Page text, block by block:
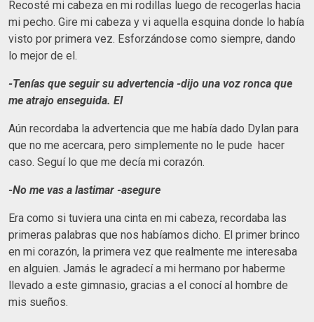
Recosté mi cabeza en mi rodillas luego de recogerlas hacia
mi pecho. Gire mi cabeza y vi aquella esquina donde lo había
visto por primera vez. Esforzándose como siempre, dando
lo mejor de el.
-Tenías que seguir su advertencia -dijo una voz ronca que
me atrajo enseguida. El
Aún recordaba la advertencia que me había dado Dylan para
que no me acercara, pero simplemente no le pude hacer
caso. Seguí lo que me decía mi corazón.
-No me vas a lastimar -asegure
Era como si tuviera una cinta en mi cabeza, recordaba las
primeras palabras que nos habíamos dicho. El primer brinco
en mi corazón, la primera vez que realmente me interesaba
en alguien. Jamás le agradecí a mi hermano por haberme
llevado a este gimnasio, gracias a el conocí al hombre de
mis sueños.